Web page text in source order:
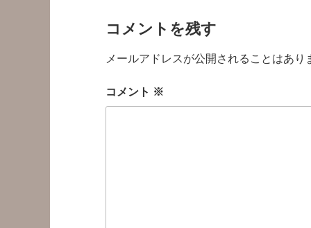
コメントを残す
メールアドレスが公開されることはあり
コメント ※